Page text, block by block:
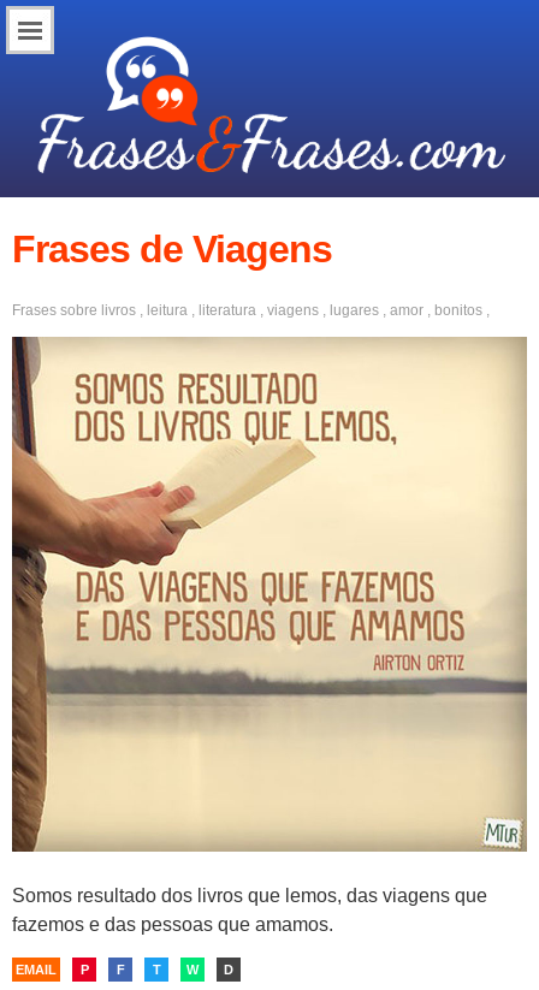
Frases de Viagens
Frases sobre livros , leitura , literatura , viagens , lugares , amor , bonitos ,
namorada
Somos resultado dos livros que lemos, das viagens que
fazemos e das pessoas que amamos.
EMAIL P F T W D